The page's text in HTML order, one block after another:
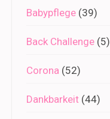
Babypflege (39)
Back Challenge (5)
Corona (52)
Dankbarkeit (44)